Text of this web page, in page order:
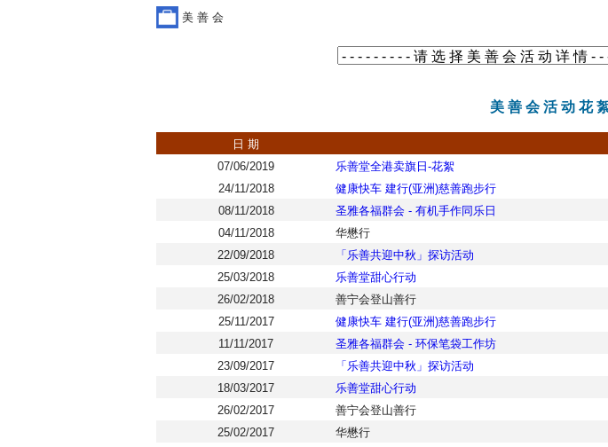
美 善 会
美 善 会 活 动 花
日 期
07/06/2019
乐善堂全港卖旗日-花絮
24/11/2018
健康快车 建行(亚洲)慈善跑步行
08/11/2018
圣雅各福群会 - 有机手作同乐日
04/11/2018
华懋行
22/09/2018
「乐善共迎中秋」探访活动
25/03/2018
乐善堂甜心行动
26/02/2018
善宁会登山善行
25/11/2017
健康快车 建行(亚洲)慈善跑步行
11/11/2017
圣雅各福群会 - 环保笔袋工作坊
23/09/2017
「乐善共迎中秋」探访活动
18/03/2017
乐善堂甜心行动
26/02/2017
善宁会登山善行
25/02/2017
华懋行